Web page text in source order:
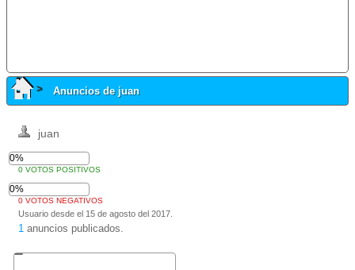
Anuncios de juan
juan
0%
0 VOTOS POSITIVOS
0%
0 VOTOS NEGATIVOS
Usuario desde el 15 de agosto del 2017.
1 anuncios publicados.